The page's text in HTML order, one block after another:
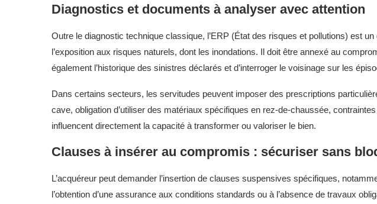
Diagnostics et documents à analyser avec attention
Outre le diagnostic technique classique, l’ERP (État des risques et pollutions) est
l’exposition aux risques naturels, dont les inondations. Il doit être annexé au
également l’historique des sinistres déclarés et d’interroger le voisinage sur les
Dans certains secteurs, les servitudes peuvent imposer des prescriptions
cave, obligation d’utiliser des matériaux spécifiques en rez-de-chaussée,
influencent directement la capacité à transformer ou valoriser le bien.
Clauses à insérer au compromis : sécuriser sans
L’acquéreur peut demander l’insertion de clauses suspensives spécifiques,
l’obtention d’une assurance aux conditions standards ou à l’absence de travaux